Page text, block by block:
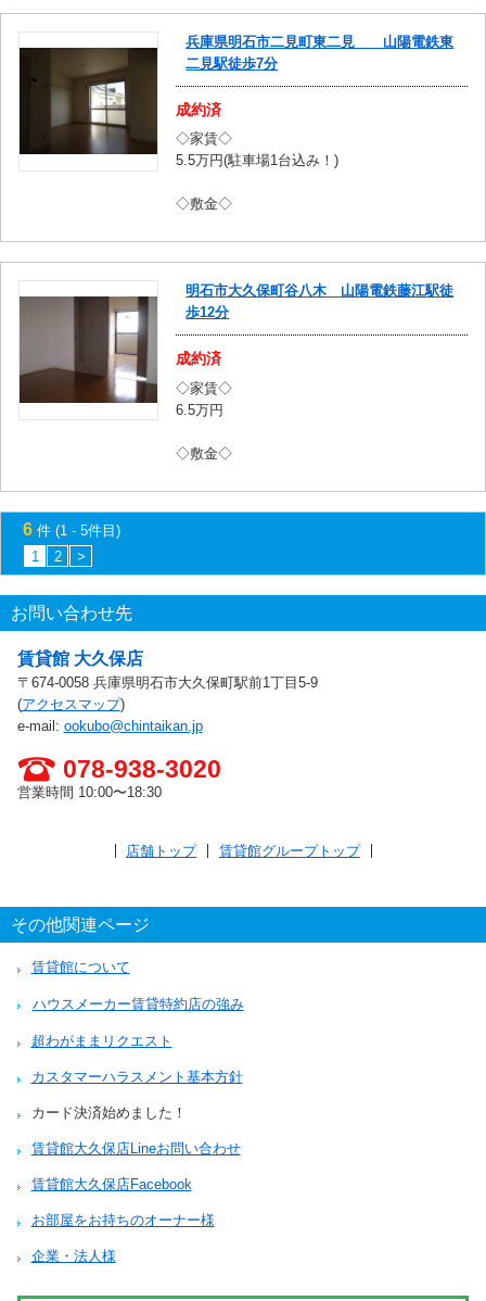
兵庫県明石市二見町東二見 山陽電鉄東
二見駅徒歩7分
成約済
◇家賃◇
5.5万円(駐車場1台込み！)
◇敷金◇
明石市大久保町谷八木 山陽電鉄藤江駅徒
歩12分
成約済
◇家賃◇
6.5万円
◇敷金◇
6 件 (1 - 5件目)
1
2 >
お問い合わせ先
賃貸館 大久保店
〒674-0058 兵庫県明石市大久保町駅前1丁目5-9
(アクセスマップ)
e-mail: ookubo@chintaikan.jp
078-938-3020
営業時間 10:00〜18:30
店舗トップ 賃貸館グループトップ
その他関連ページ
賃貸館について
ハウスメーカー賃貸特約店の強み
超わがままリクエスト
カスタマーハラスメント基本方針
カード決済始めました！
賃貸館大久保店Lineお問い合わせ
賃貸館大久保店Facebook
お部屋をお持ちのオーナー様
企業・法人様